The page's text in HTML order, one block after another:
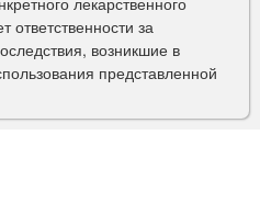
ответственности за
возникшие в
представленной